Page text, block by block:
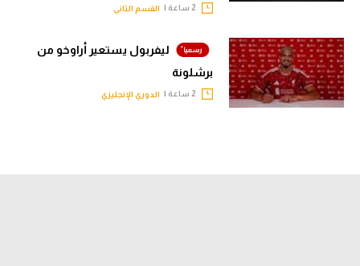
القسم الثاني
ليفربول يستعير أراوخو من
برشلونة
الدوري الإنجليزي